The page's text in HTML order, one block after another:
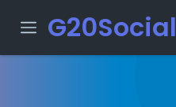
G20Social